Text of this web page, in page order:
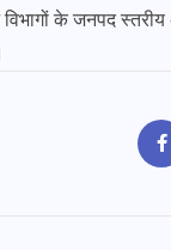
विभागों के जनपद स्तरीय